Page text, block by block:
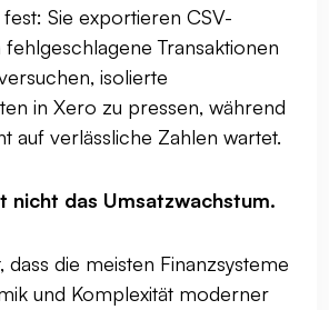
Sie exportieren CSV-
Transaktionen
isolierte
in Xero zu pressen, während
auf verlässliche Zahlen wartet.
nicht das Umsatzwachstum.
dass die meisten Finanzsysteme
und Komplexität moderner